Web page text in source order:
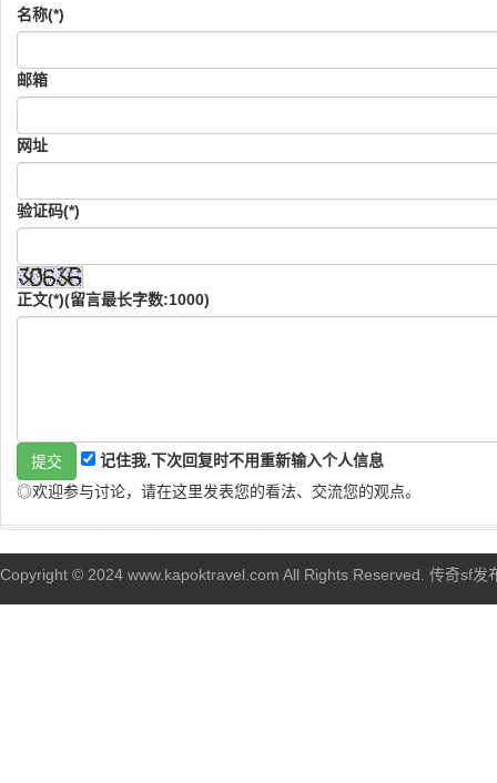
名称(*)
邮箱
网址
验证码(*)
正文(*)(留言最长字数:1000)
记住我,下次回复时不用重新输入个人信息
◎欢迎参与讨论，请在这里发表您的看法、交流您的观点。
Copyright © 2024 www.kapoktravel.com All Rights Reserved. 传奇sf发